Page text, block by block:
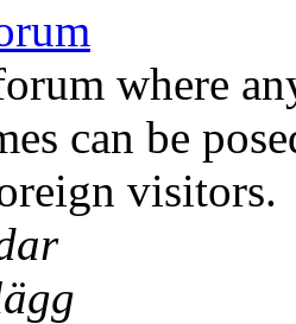
where
can be
visitors.